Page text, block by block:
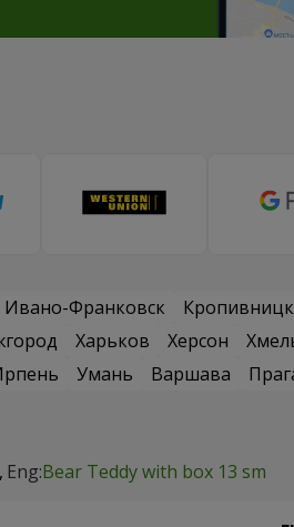
Ивано-Франковск
Харьков Херсон
Умань Варшава
Eng:Bear Teddy with box 13 sm